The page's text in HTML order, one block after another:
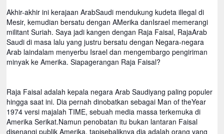
Akhir-akhir ini kerajaan ArabSaudi mendukung kudeta illegal di
Mesir, kemudian bersatu dengan AMerika danIsrael memerangi
militant Suriah. Saya jadi kangen dengan Raja Faisal, RajaArab
Saudi di masa lalu yang justru bersatu dengan Negara-negara
Arab laindalam menyerbu Israel dan mengembargo pengiriman
minyak ke Amerika. Siapagerangan Raja Faisal?
Raja Faisal adalah kepala negara Arab Saudiyang paling populer
hingga saat ini. Dia pernah dinobatkan sebagai Man of theYear
1974 versi majalah TIME, sebuah media massa terkemuka di
Amerika Serikat.Namun penobatan itu bukan lantaran Faisal
disenangi publik Amerika, tapisebaliknya dia adalah orang yang